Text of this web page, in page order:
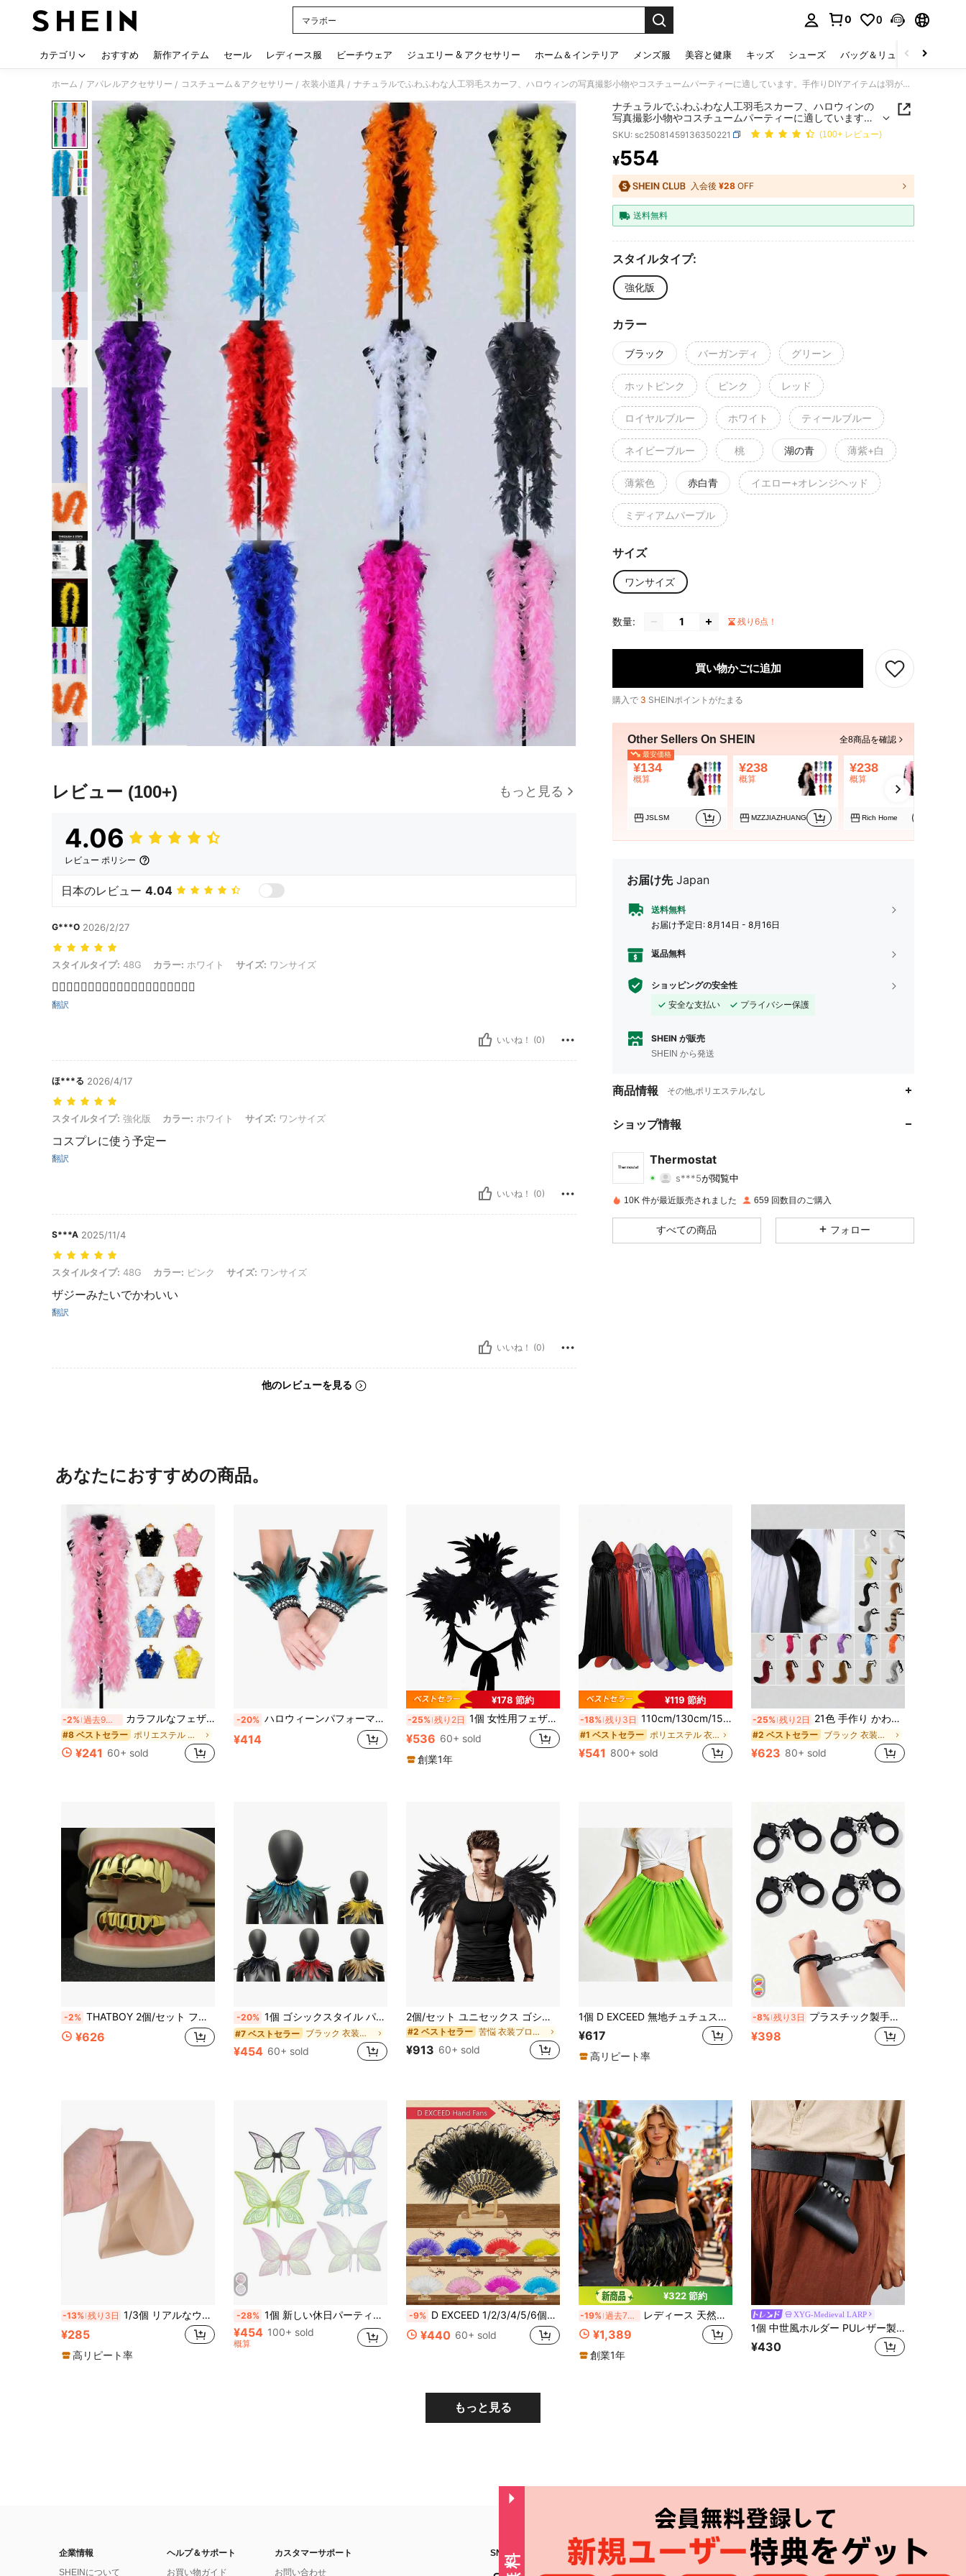
マラボー
0 0
カテゴリ おすすめ 新作アイテム セール レディース服 ビーチウェア ジュエリー & アクセサリー ホーム＆インテリア メンズ服 美容と健康 キッズ シューズ バッグ＆リュック
ホーム / アパレルアクセサリー / コスチューム＆アクセサリー / 衣装小道具 / ナチュラルでふわふわな人工羽毛スカーフ、ハロウィンの写真撮影小物やコスチュームパーティーに適しています。手作りDIYアイテムは羽が抜けやすい傾向があります
レビュー (100+) もっと見る
4.06
レビュー ポリシー
日本のレビュー 4.04
G***O 2026/2/27
スタイルタイプ: 48G, カラー: ホワイト, サイズ: ワンサイズ
スタイルタイプ: 48G カラー: ホワイト サイズ: ワンサイズ
👍🏻👍🏻👍🏻👍🏻👍🏻👍🏻👍🏻👍🏻👍🏻👍🏻
翻訳
いいね！ (0)
ほ***る 2026/4/17
スタイルタイプ: 強化版, カラー: ホワイト, サイズ: ワンサイズ
スタイルタイプ: 強化版 カラー: ホワイト サイズ: ワンサイズ
コスプレに使う予定ー
翻訳
いいね！ (0)
S***A 2025/11/4
スタイルタイプ: 48G, カラー: ピンク, サイズ: ワンサイズ
スタイルタイプ: 48G カラー: ピンク サイズ: ワンサイズ
ザジーみたいでかわいい
翻訳
いいね！ (0)
他のレビューを見る
ナチュラルでふわふわな人工羽毛スカーフ、ハロウィンの
写真撮影小物やコスチュームパーティーに適しています。
手作りDIYアイテムは羽が抜けやすい傾向があります
SKU: sc25081459136350221 (100+ レビュー)
PRICE AND AVAILABILITY
¥554
入会後 ¥28 OFF
送料無料
スタイルタイプ:
強化版
カラー
ブラック バーガンディ グリーン
ホットピンク ピンク レッド
ロイヤルブルー ホワイト ティールブルー
ネイビーブルー 桃 湖の青 薄紫+白
薄紫色 赤白青 イエロー+オレンジヘッド
ミディアムパープル
サイズ
ワンサイズ
数量: 残り6点！
買い物かごに追加
購入で 3 SHEINポイントがたまる
Other Sellers On SHEIN 全8商品を確認
最安価格
¥134
概算
JSLSM
¥238
概算
MZZJIAZHUANG
¥238
概算
Rich Home
お届け先 Japan
送料無料
お届け予定日: 8月14日 - 8月16日
返品無料
ショッピングの安全性
安全な支払い
プライバシー保護
SHEIN が販売
SHEIN から発送
商品情報 その他,ポリエステル,なし
ショップ情報
Thermostat
4.76 48 302
s***5 が閲覧中
4.76 評価 48商品
4.76 48 302
10K 件が最近販売されました 659 回数目のご購入
すべての商品 フォロー
あなたにおすすめの商品。
-2% 過去9時間 カラフルなフェザーショール、DIYパーティー装飾アクセサリー、誕生日パーティー、ハロウィン、クリスマスなど様々なシーンに適しています、女性用フェイクフェザーショール、ポリエステルとスパンデックスのファッショナブルなヴィンテージブレンド、ステージパフォーマンス、ホームデコレーション、カーニバルコスチュームアクセサリーに最適、家族や友人への完璧なギフト、プライド、パーティードレス
#8 ベストセラー ポリエステル 衣装プロップ
¥241 60+ sold
-20% ハロウィーンパフォーマンスボール フェザーリストバンド 2個セット、リストアクセサリー、コスチュームプロップ、パーティーやコスプレに最適、休日の友人への完璧なギフト
¥414
¥178 節約
-25% 残り2日 1個 女性用フェザーカラー、レイブンフェザーショール、ハロウィンスワンレイク魔女コスチューム小物、ハロウィンアクセサリー
¥536 60+ sold
創業1年
¥119 節約
-18% 残り3日 110cm/130cm/150cm/170cm ハロウィン マント 大人用 カラー布、デスマント ウィザード デビルマント、フェスティバルコスチューム小道具 ブラックケープ
#1 ベストセラー ポリエステル 衣装プロップ
¥541 800+ sold
-25% 残り2日 21色 手作り かわいい猫の尻尾付きぬいぐるみ耳カチューシャ、アニメコスプレ狐の尻尾セット、パーティーステージアクセサリーギフト
#2 ベストセラー ブラック 衣装プロップ
¥623 80+ sold
-2% THATBOY 2個/セット ファッション ライトラグジュアリー 輝くグリルズ 銅ジルコニア グリルズ クール パーソナライズギフト ヒップホップ ラッパー 男女兼用
¥626
-20% 1個 ゴシックスタイル パール&フェザートリム ネックチョーカー、エレガントでファッショナブル、カーニバル、パーティー、ボール、仮装用アクセサリー、マルチカラーオプション ハロウィン ハロウィンアクセサリー
#7 ベストセラー ブラック 衣装プロップ
¥454 60+ sold
2個/セット ユニセックス ゴシック フェイクフェザー ショルダーエポレットショール、コスチュームパーティー、カーニバル、ハロウィン、ボールパーティーに適しています
#2 ベストセラー 苦悩 衣装プロップ
¥913 60+ sold
1個 D EXCEED 無地チュチュスカート レディース 80年代風ネオンチュチュスカート 3層カラフルチュールチュチュダンススカート ランニングショートスカート 80年代テーマパーティー 学校のダンスパフォーマンス バースデー ハロウィンパーティー用
¥617
高リピート率
-8% 残り3日 プラスチック製手錠、アクセサリー、メイクアップ小物、コスチューム小物、ロールプレイ小物、ステージ小物、ゲーム小物、パフォーマンス小物、マッチング小物、パフォーマンス小物、ホリデー小物、ポータブル、革新的、友人へのギフトに最適 (製品は手作業で着色されているため、製品の黒色は汚れではなく、手作業による色ムラです)
¥398
-13% 残り3日 1/3個 リアルなウィッグキャップ - メンズ ラテックス製ハゲキャップ、軽量で快適、メイクアップパーティー、いたずら、ステージパフォーマンス、ウィッグスタイリング、面白い小道具、様々なイベントに適しています(ユニセックス)
¥285
高リピート率
-28% 1個 新しい休日パーティーメイクアップ小道具 大人用コスチューム アクセサリー バタフライウィング、フェアリーウィング
¥454 100+ sold
概算
-9% D EXCEED 1/2/3/4/5/6個セット ゴールドファン 小型ハンドファン ブライダル 羽根付きファン レディースパーティーファン 羽根デザイン ファッパーファン ブライダルファン 折りたたみ パフォーマンスファン レディースファン ハロウィンアクセサリー
¥440 60+ sold
¥322 節約
-19% 過去7時間 レディース 天然羽スカート フェザー ショートミニスカート Aライン ウエストゴム フェザーチュチュスカート ハロウィンコスチューム用 マルチカラー
¥1,389
創業1年
XYG-Medieval LARP
1個 中世風ホルダー PUレザー製 剣フロッグ シース スキャバード 男女兼用 ライブロールプレイング バイキング ナイト LARP ハロウィン
¥430
もっと見る
企業情報
SHEINについて
ヘルプ＆サポート
お買い物ガイド
カスタマーサポート
お問い合わせ
SNSフォローはこちら： アプリ